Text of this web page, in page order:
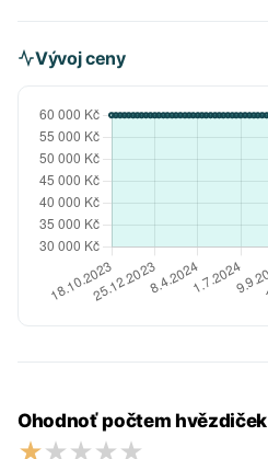
Vývoj ceny
Ohodnoť počtem hvězdiček